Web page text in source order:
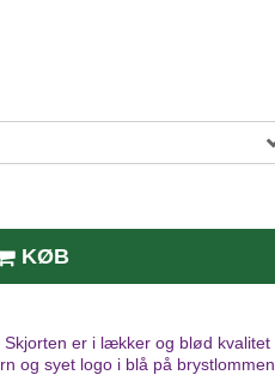
KØB
er i lækker og blød kvalitet
og syet logo i blå på brystlommen.